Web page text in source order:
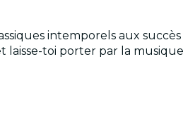
intemporels aux
toi porter par la